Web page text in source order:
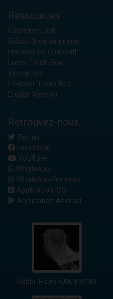
Ressources
Calendrier Juif
Sidour (livre de prière)
Horaires de Chabbath
Livres Torah-Box
Inscription
Podcast Torah-Box
English Version
Retrouvez-nous...
Twitter
Facebook
YouTube
WhatsApp
WhatsApp Femmes
Application iOS
Application Android
Rabbi 'Haïm KANIEWSKI